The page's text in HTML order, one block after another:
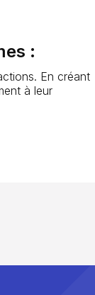
:
En créant
à leur